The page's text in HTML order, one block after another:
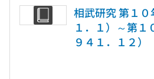
相武研究 第１
１．１）～第１
９４１．１２）